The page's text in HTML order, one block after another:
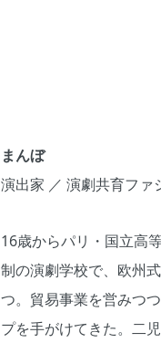
まんぼ
演出家 ／ 演劇共育ファ
16歳からパリ・国立高
制の演劇学校で、欧州
つ。貿易事業を営みつ
プを手がけてきた。二